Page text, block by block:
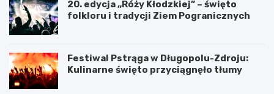
20. edycja „Róży Kłodzkiej” – święto
folkloru i tradycji Ziem Pogranicznych
Festiwal Pstrąga w Długopolu-Zdroju:
Kulinarne święto przyciągnęło tłumy